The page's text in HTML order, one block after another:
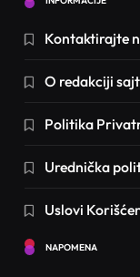
7
8
Kontaktirajte
O redakciji
Politika
Urednička
Uslovi
NAPOMENA